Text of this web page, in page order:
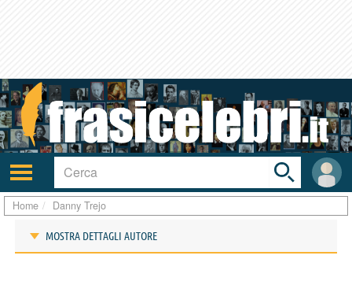
Attiva/disattiva
navigazione
User
area
Toggle
search
bar
Home Danny Trejo
MOSTRA DETTAGLI AUTORE